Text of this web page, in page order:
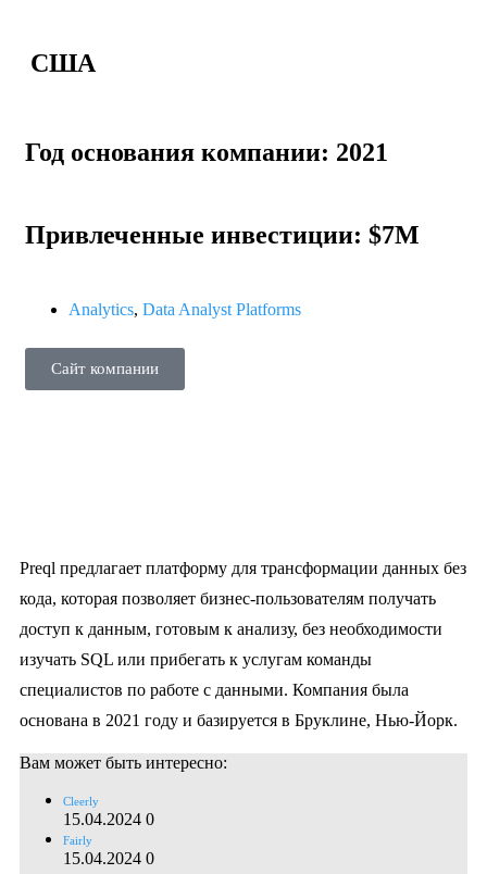
США
Год основания компании: 2021
Привлеченные инвестиции: $7M
Analytics, Data Analyst Platforms
Сайт компании
Preql предлагает платформу для трансформации данных без
кода, которая позволяет бизнес-пользователям получать
доступ к данным, готовым к анализу, без необходимости
изучать SQL или прибегать к услугам команды
специалистов по работе с данными. Компания была
основана в 2021 году и базируется в Бруклине, Нью-Йорк.
Вам может быть интересно:
Cleerly
15.04.2024 0
Fairly
15.04.2024 0